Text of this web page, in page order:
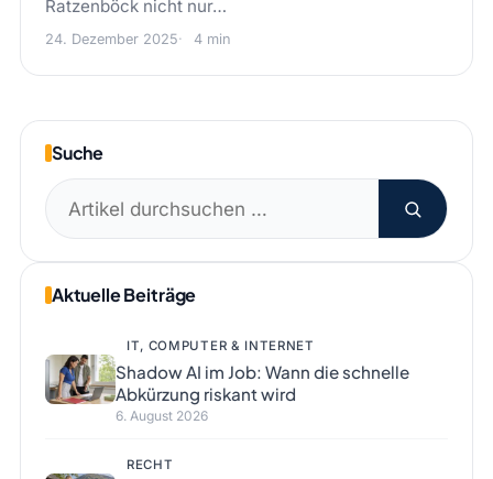
Ratzenböck nicht nur…
24. Dezember 2025 4 min
Suche
Suchen
nach:
Aktuelle Beiträge
IT, COMPUTER & INTERNET
Shadow AI im Job: Wann die schnelle
Abkürzung riskant wird
6. August 2026
RECHT